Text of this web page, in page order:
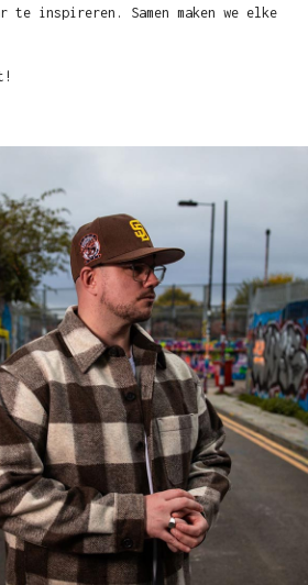
te inspireren. Samen maken we elke